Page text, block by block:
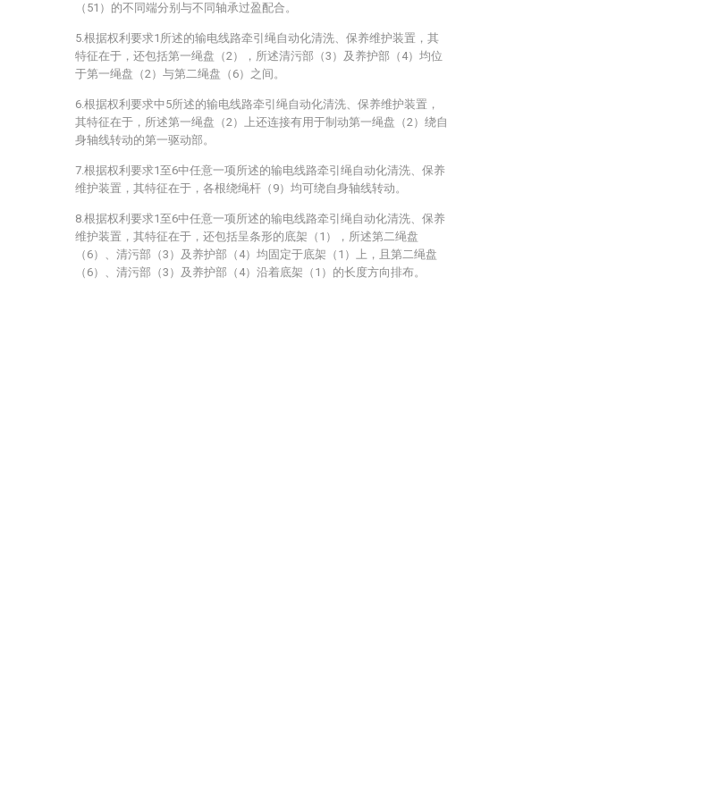
（51）的不同端分别与不同轴承过盈配合。
5.根据权利要求1所述的输电线路牵引绳自动化清洗、保养维护装置，其
特征在于，还包括第一绳盘（2），所述清污部（3）及养护部（4）均位
于第一绳盘（2）与第二绳盘（6）之间。
6.根据权利要求中5所述的输电线路牵引绳自动化清洗、保养维护装置，
其特征在于，所述第一绳盘（2）上还连接有用于制动第一绳盘（2）绕自
身轴线转动的第一驱动部。
7.根据权利要求1至6中任意一项所述的输电线路牵引绳自动化清洗、保养
维护装置，其特征在于，各根绕绳杆（9）均可绕自身轴线转动。
8.根据权利要求1至6中任意一项所述的输电线路牵引绳自动化清洗、保养
维护装置，其特征在于，还包括呈条形的底架（1），所述第二绳盘
（6）、清污部（3）及养护部（4）均固定于底架（1）上，且第二绳盘
（6）、清污部（3）及养护部（4）沿着底架（1）的长度方向排布。